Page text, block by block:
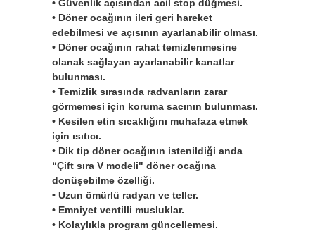
• Güvenlik açısından acil stop düğmesi.
• Döner ocağının ileri geri hareket
edebilmesi ve açısının ayarlanabilir olması.
• Döner ocağının rahat temizlenmesine
olanak sağlayan ayarlanabilir kanatlar
bulunması.
• Temizlik sırasında radvanların zarar
görmemesi için koruma sacının bulunması.
• Kesilen etin sıcaklığını muhafaza etmek
için ısıtıcı.
• Dik tip döner ocağının istenildiği anda
“Çift sıra V modeli" döner ocağına
donüşebilme özelliği.
• Uzun ömürlü radyan ve teller.
• Emniyet ventilli musluklar.
• Kolaylıkla program güncellemesi.